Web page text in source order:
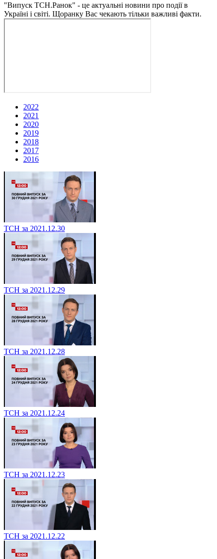
"Випуск ТСН.Ранок" - це актуальні новини про події в
Україні і світі. Щоранку Вас чекають тільки важливі факти.
2022
2021
2020
2019
2018
2017
2016
ТСН за 2021.12.30
ТСН за 2021.12.29
ТСН за 2021.12.28
ТСН за 2021.12.24
ТСН за 2021.12.23
ТСН за 2021.12.22